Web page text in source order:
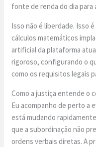
fonte de renda do dia
Isso não é liberdade. Isso
cálculos matemáticos
artificial da plataforma
rigoroso, configurando o
como os requisitos legais
Como a justiça entende o
Eu acompanho de perto a
está mudando
que a subordinação não
ordens verbais diretas. A